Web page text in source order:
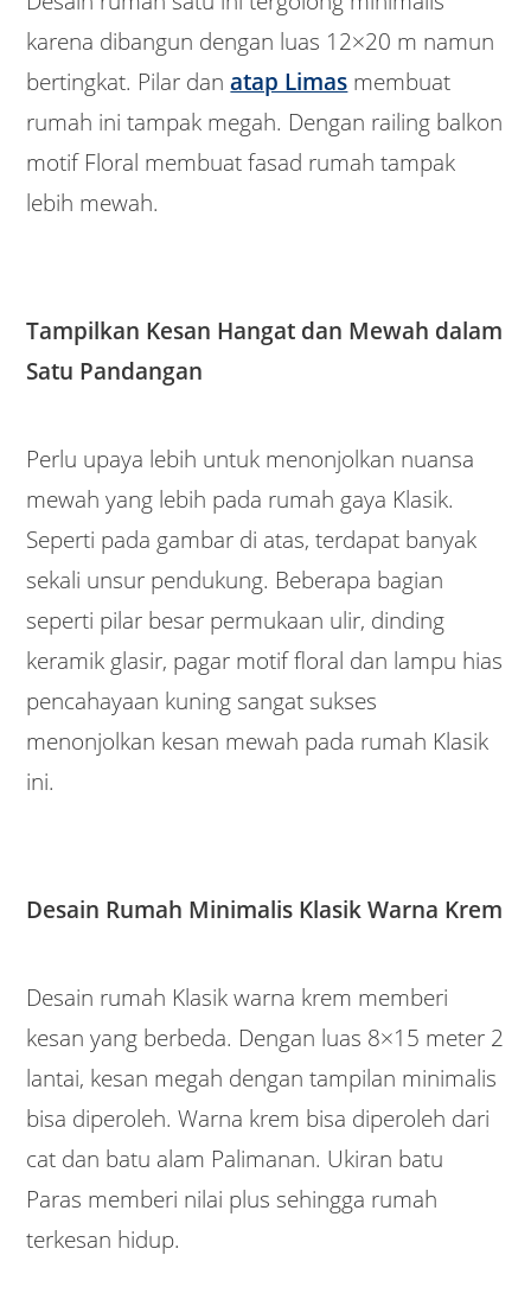
karena dibangun dengan luas 12×20 m namun
bertingkat. Pilar danatap Limas membuat
rumah ini tampak megah. Dengan railing balkon
motif Floral membuat fasad rumah tampak
lebih mewah.
Tampilkan Kesan Hangat dan Mewah dalam
Satu Pandangan
Perlu upaya lebih untuk menonjolkan nuansa
mewah yang lebih pada rumah gaya Klasik.
Seperti pada gambar di atas, terdapat banyak
sekali unsur pendukung. Beberapa bagian
seperti pilar besar permukaan ulir, dinding
keramik glasir, pagar motif floral dan lampu hias
pencahayaan kuning sangat sukses
menonjolkan kesan mewah pada rumah Klasik
ini.
Desain Rumah Minimalis Klasik Warna Krem
Desain rumah Klasik warna krem memberi
kesan yang berbeda. Dengan luas 8×15 meter 2
lantai, kesan megah dengan tampilan minimalis
bisa diperoleh. Warna krem bisa diperoleh dari
cat dan batu alam Palimanan. Ukiran batu
Paras memberi nilai plus sehingga rumah
terkesan hidup.